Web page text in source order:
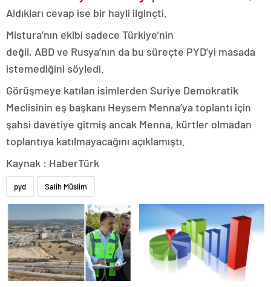
Aldıkları cevap ise bir hayli ilginçti.
Mistura’nın ekibi sadece Türkiye’nin
değil, ABD ve Rusya’nın da bu süreçte PYD’yi masada
istemediğini söyledi.
Görüşmeye katılan isimlerden Suriye Demokratik
Meclisinin eş başkanı Heysem Menna’ya toplantı için
şahsi davetiye gitmiş ancak Menna, kürtler olmadan
toplantıya katılmayacağını açıklamıştı.
Kaynak : HaberTürk
pyd Salih Müslim